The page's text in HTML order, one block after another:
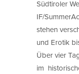
Südtiroler
IF/
stehen
und Erotik
Über vier
im